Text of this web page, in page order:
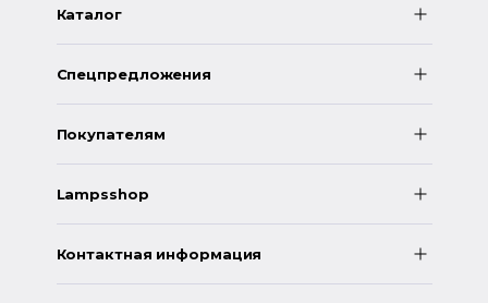
Каталог
Спецпредложения
Покупателям
Lampsshop
Контактная информация